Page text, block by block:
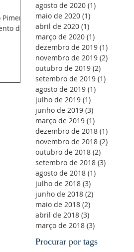
agosto de 2020 (1)
maio de 2020 (1)
abril de 2020 (1)
março de 2020 (1)
dezembro de 2019 (1)
novembro de 2019 (2)
outubro de 2019 (2)
setembro de 2019 (1)
agosto de 2019 (1)
julho de 2019 (1)
junho de 2019 (3)
março de 2019 (1)
dezembro de 2018 (1)
novembro de 2018 (2)
outubro de 2018 (2)
setembro de 2018 (3)
agosto de 2018 (1)
julho de 2018 (3)
junho de 2018 (2)
maio de 2018 (2)
abril de 2018 (3)
março de 2018 (3)
Procurar por tags